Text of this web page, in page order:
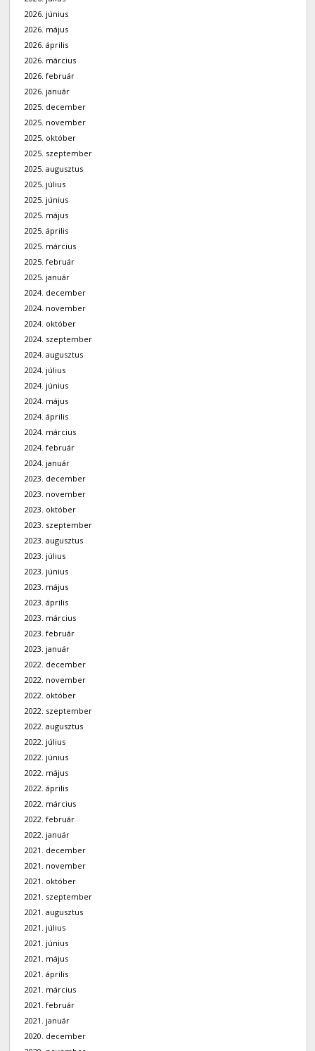
2026. június
2026. május
2026. április
2026. március
2026. február
2026. január
2025. december
2025. november
2025. október
2025. szeptember
2025. augusztus
2025. július
2025. június
2025. május
2025. április
2025. március
2025. február
2025. január
2024. december
2024. november
2024. október
2024. szeptember
2024. augusztus
2024. július
2024. június
2024. május
2024. április
2024. március
2024. február
2024. január
2023. december
2023. november
2023. október
2023. szeptember
2023. augusztus
2023. július
2023. június
2023. május
2023. április
2023. március
2023. február
2023. január
2022. december
2022. november
2022. október
2022. szeptember
2022. augusztus
2022. július
2022. június
2022. május
2022. április
2022. március
2022. február
2022. január
2021. december
2021. november
2021. október
2021. szeptember
2021. augusztus
2021. július
2021. június
2021. május
2021. április
2021. március
2021. február
2021. január
2020. december